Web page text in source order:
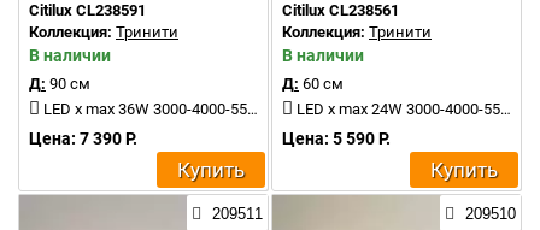
Citilux CL238591
Коллекция: Тринити
В наличии
Д: 90 см
LED x max 36W 3000-4000-5500K 4000Lm
Цена: 7 390 Р.
Купить
Citilux CL238561
Коллекция: Тринити
В наличии
Д: 60 см
LED x max 24W 3000-4000-5500K 2400Lm
Цена: 5 590 Р.
Купить
209511 209510